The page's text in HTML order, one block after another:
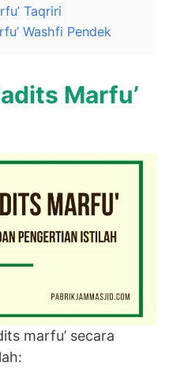
Taqriri
Washfi Pendek
Marfu’
marfu’ secara